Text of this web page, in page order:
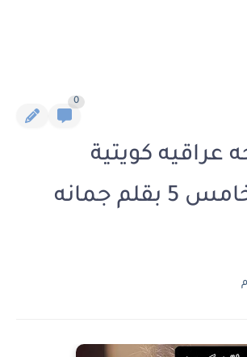
0
عراقيه كويتية
الفصل الخامس 5 بقلم جمانه